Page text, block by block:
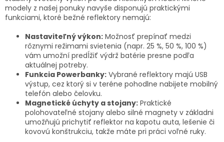
i
e
r
v
k
v
ý
i
s
u
modely z našej ponuky navyše disponujú praktickými
funkciami, ktoré bežné reflektory nemajú:
Nastaviteľný výkon: Možnosť prepínať medzi
rôznymi režimami svietenia (napr. 25 %, 50 %, 100 %)
vám umožní predĺžiť výdrž batérie presne podľa
aktuálnej potreby.
Funkcia Powerbanky: Vybrané reflektory majú USB
výstup, cez ktorý si v teréne pohodlne nabijete mobilný
telefón alebo čelovku.
Magnetické úchyty a stojany: Praktické
polohovateľné stojany alebo silné magnety v základni
umožňujú prichytiť reflektor na kapotu auta, lešenie či
kovovú konštrukciu, takže máte pri práci voľné ruky.